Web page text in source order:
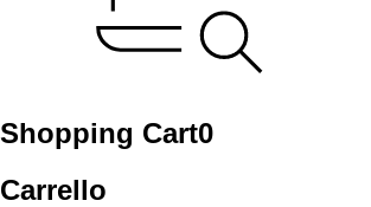
Shopping Cart0
Carrello